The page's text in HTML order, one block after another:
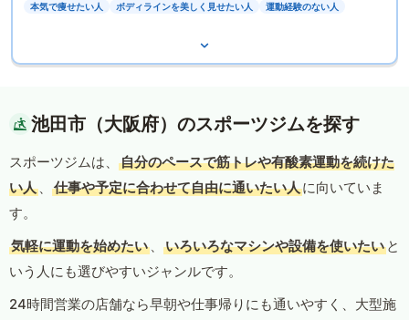
本気で痩せたい人 ボディラインを美しく見せたい人 運動経験のない人
池田市（大阪府）のスポーツジムを探す
スポーツジムは、
自分のペースで筋トレや有酸素運動を続けた
い人 、 仕事や予定に合わせて自由に通いたい人に向いていま
す。
気軽に運動を始めたい 、 いろいろなマシンや設備を使いたい と
いう人にも選びやすいジャンルです。
24時間営業の店舗なら早朝や仕事帰りにも通いやすく、大型施